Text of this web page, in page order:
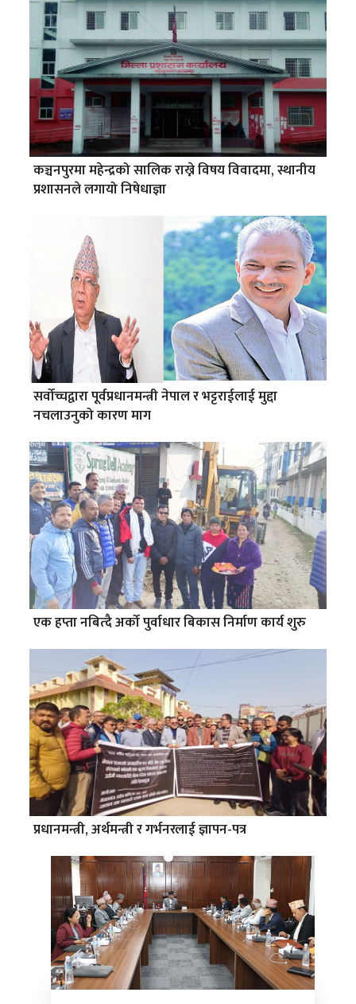
कञ्चनपुरमा महेन्द्रको सालिक राख्ने विषय विवादमा, स्थानीय
प्रशासनले लगायो निषेधाज्ञा
सर्वोच्चद्वारा पूर्वप्रधानमन्त्री नेपाल र भट्टराईलाई मुद्दा
नचलाउनुको कारण माग
एक हप्ता नबित्दै अर्को पुर्वाधार बिकास निर्माण कार्य शुरु
प्रधानमन्त्री, अर्थमन्त्री र गर्भनरलाई ज्ञापन-पत्र